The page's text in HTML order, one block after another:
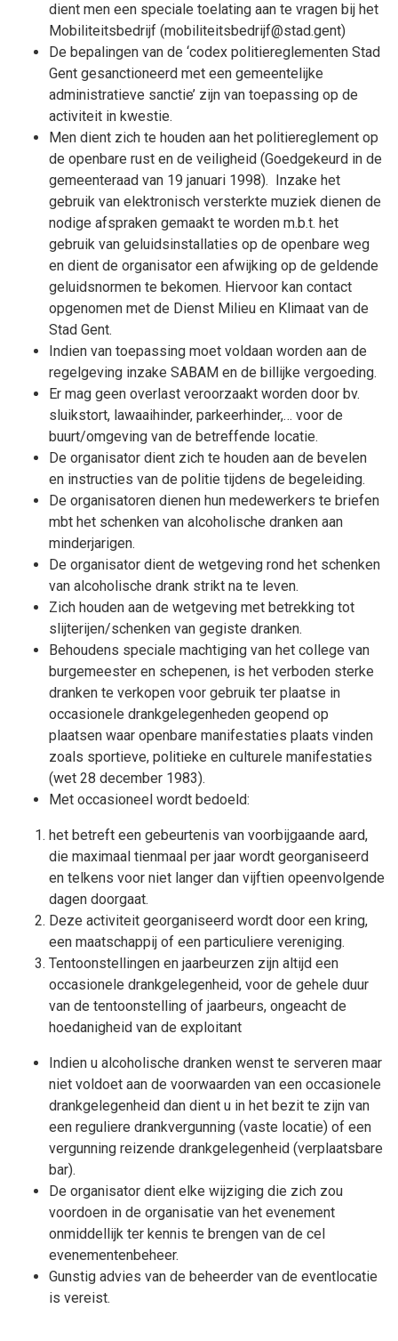
dient men een speciale toelating aan te vragen bij het
Mobiliteitsbedrijf (mobiliteitsbedrijf@stad.gent)
De bepalingen van de ‘codex politiereglementen Stad
Gent gesanctioneerd met een gemeentelijke
administratieve sanctie’ zijn van toepassing op de
activiteit in kwestie.
Men dient zich te houden aan het politiereglement op
de openbare rust en de veiligheid (Goedgekeurd in de
gemeenteraad van 19 januari 1998). Inzake het
gebruik van elektronisch versterkte muziek dienen de
nodige afspraken gemaakt te worden m.b.t. het
gebruik van geluidsinstallaties op de openbare weg
en dient de organisator een afwijking op de geldende
geluidsnormen te bekomen. Hiervoor kan contact
opgenomen met de Dienst Milieu en Klimaat van de
Stad Gent.
Indien van toepassing moet voldaan worden aan de
regelgeving inzake SABAM en de billijke vergoeding.
Er mag geen overlast veroorzaakt worden door bv.
sluikstort, lawaaihinder, parkeerhinder,… voor de
buurt/omgeving van de betreffende locatie.
De organisator dient zich te houden aan de bevelen
en instructies van de politie tijdens de begeleiding.
De organisatoren dienen hun medewerkers te briefen
mbt het schenken van alcoholische dranken aan
minderjarigen.
De organisator dient de wetgeving rond het schenken
van alcoholische drank strikt na te leven.
Zich houden aan de wetgeving met betrekking tot
slijterijen/schenken van gegiste dranken.
Behoudens speciale machtiging van het college van
burgemeester en schepenen, is het verboden sterke
dranken te verkopen voor gebruik ter plaatse in
occasionele drankgelegenheden geopend op
plaatsen waar openbare manifestaties plaats vinden
zoals sportieve, politieke en culturele manifestaties
(wet 28 december 1983).
Met occasioneel wordt bedoeld:
het betreft een gebeurtenis van voorbijgaande aard,
die maximaal tienmaal per jaar wordt georganiseerd
en telkens voor niet langer dan vijftien opeenvolgende
dagen doorgaat.
Deze activiteit georganiseerd wordt door een kring,
een maatschappij of een particuliere vereniging.
Tentoonstellingen en jaarbeurzen zijn altijd een
occasionele drankgelegenheid, voor de gehele duur
van de tentoonstelling of jaarbeurs, ongeacht de
hoedanigheid van de exploitant
Indien u alcoholische dranken wenst te serveren maar
niet voldoet aan de voorwaarden van een occasionele
drankgelegenheid dan dient u in het bezit te zijn van
een reguliere drankvergunning (vaste locatie) of een
vergunning reizende drankgelegenheid (verplaatsbare
bar).
De organisator dient elke wijziging die zich zou
voordoen in de organisatie van het evenement
onmiddellijk ter kennis te brengen van de cel
evenementenbeheer.
Gunstig advies van de beheerder van de eventlocatie
is vereist.